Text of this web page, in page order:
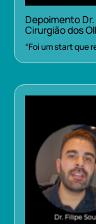
Depoimento
Cirurgião dos
“Foi um start que